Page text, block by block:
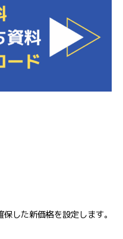
した新価格を設定します。